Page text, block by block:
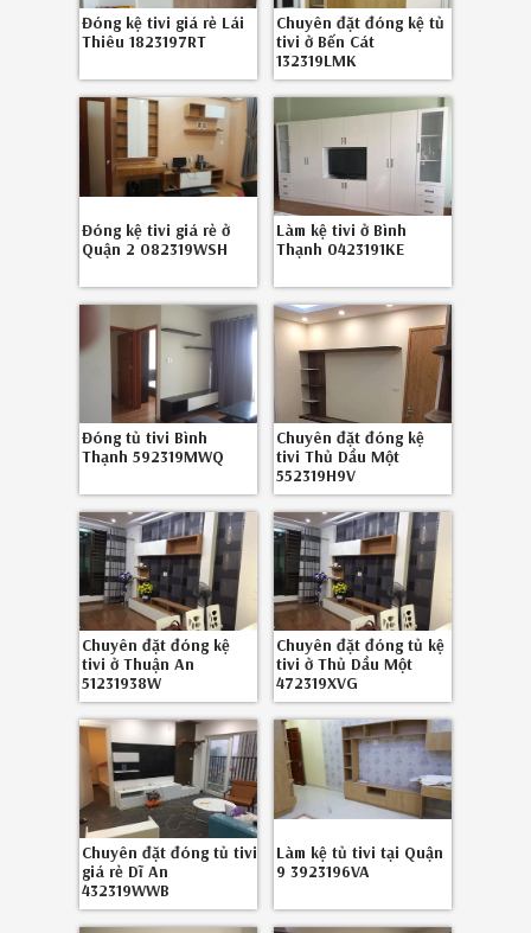
Đóng kệ tivi giá rẻ Lái
Thiêu 1823197RT
Chuyên đặt đóng kệ tủ
tivi ở Bến Cát
132319LMK
Đóng kệ tivi giá rẻ ở
Quận 2 082319WSH
Làm kệ tivi ở Bình
Thạnh 0423191KE
Đóng tủ tivi Bình
Thạnh 592319MWQ
Chuyên đặt đóng kệ
tivi Thủ Dầu Một
552319H9V
Chuyên đặt đóng kệ
tivi ở Thuận An
51231938W
Chuyên đặt đóng tủ kệ
tivi ở Thủ Dầu Một
472319XVG
Chuyên đặt đóng tủ tivi
giá rẻ Dĩ An
432319WWB
Làm kệ tủ tivi tại Quận
9 3923196VA